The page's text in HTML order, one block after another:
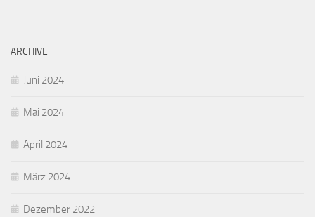
ARCHIVE
Juni 2024
Mai 2024
April 2024
März 2024
Dezember 2022